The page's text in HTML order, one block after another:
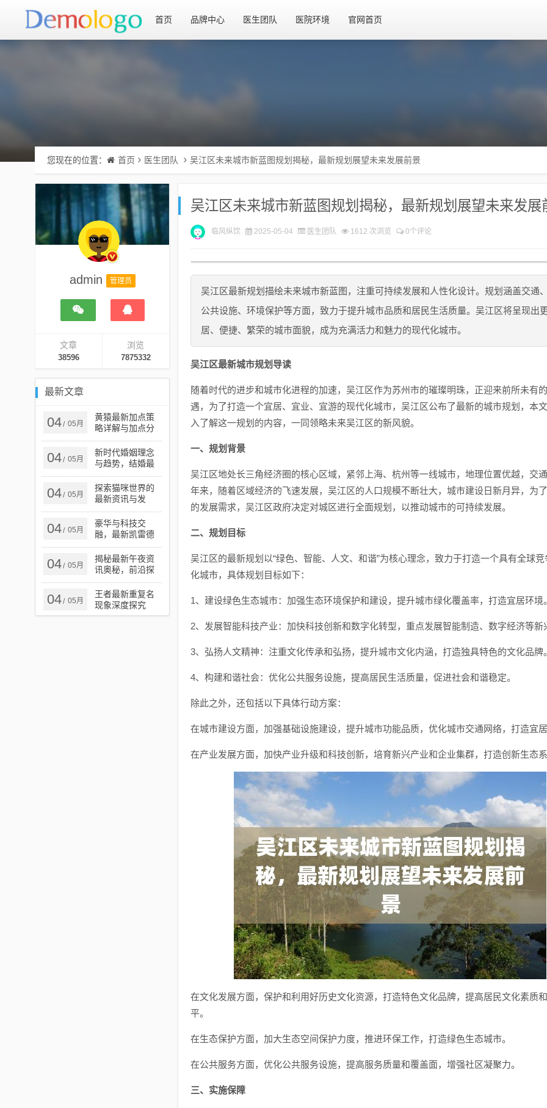
首页 品牌中心 医生团队 医院环境 官网首页
您现在的位置： 首页 医生团队 吴江区未来城市新蓝图规划揭秘，最新规划展望未来发展前景
admin 管理员
文章
38596
浏览
7875332
最新文章
04/ 05月
黄猿最新加点策
略详解与加点分
析指南
04/ 05月
新时代婚姻理念
与趋势，结婚最
新讲章解读
04/ 05月
探索猫咪世界的
最新资讯与发
现，猫咪最新知
道
04/ 05月
豪华与科技交
融，最新凯雷德
完美呈现
04/ 05月
揭秘最新午夜资
讯奥秘，前沿探
索与揭秘的独家
报道
04/ 05月
王者最新重复名
现象深度探究
吴江区未来城市新蓝图规划揭秘，最新规划展望未来发展
临风纵饮 2025-05-04 医生团队 1612 次浏览 0个评论
吴江区最新规划描绘未来城市新蓝图，注重可持续发展和人性化设计。规划涵盖交通
公共设施、环境保护等方面，致力于提升城市品质和居民生活质量。吴江区将呈现出
居、便捷、繁荣的城市面貌，成为充满活力和魅力的现代化城市。
吴江区最新城市规划导读
随着时代的进步和城市化进程的加速，吴江区作为苏州市的璀璨明珠，正迎来前所未有
遇，为了打造一个宜居、宜业、宜游的现代化城市，吴江区公布了最新的城市规划，本
入了解这一规划的内容，一同领略未来吴江区的新风貌。
一、规划背景
吴江区地处长三角经济圈的核心区域，紧邻上海、杭州等一线城市，地理位置优越，交
年来，随着区域经济的飞速发展，吴江区的人口规模不断壮大，城市建设日新月异，为
的发展需求，吴江区政府决定对城区进行全面规划，以推动城市的可持续发展。
二、规划目标
吴江区的最新规划以“绿色、智能、人文、和谐”为核心理念，致力于打造一个具有全球
化城市，具体规划目标如下：
1、建设绿色生态城市：加强生态环境保护和建设，提升城市绿化覆盖率，打造宜居环境
2、发展智能科技产业：加快科技创新和数字化转型，重点发展智能制造、数字经济等新
3、弘扬人文精神：注重文化传承和弘扬，提升城市文化内涵，打造独具特色的文化品牌
4、构建和谐社会：优化公共服务设施，提高居民生活质量，促进社会和谐稳定。
除此之外，还包括以下具体行动方案：
在城市建设方面，加强基础设施建设，提升城市功能品质，优化城市交通网络，打造宜
在产业发展方面，加快产业升级和科技创新，培育新兴产业和企业集群，打造创新生态
在文化发展方面，保护和利用好历史文化资源，打造特色文化品牌，提高居民文化素质
平。
在生态保护方面，加大生态空间保护力度，推进环保工作，打造绿色生态城市。
在公共服务方面，优化公共服务设施，提高服务质量和覆盖面，增强社区凝聚力。
三、实施保障